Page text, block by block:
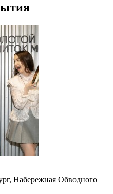
Набережная Обводного